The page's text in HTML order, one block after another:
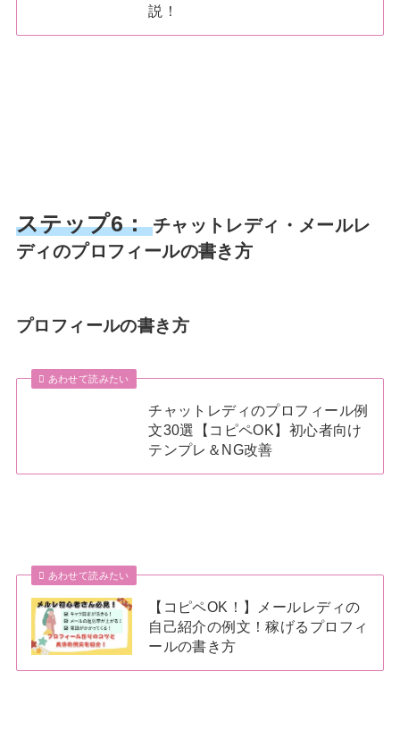
説！
ステップ6： チャットレディ・メールレ
ディのプロフィールの書き方
プロフィールの書き方
あわせて読みたい
チャットレディのプロフィール例
文30選【コピペOK】初心者向け
テンプレ＆NG改善
あわせて読みたい
【コピペOK！】メールレディの
自己紹介の例文！稼げるプロフィ
ールの書き方